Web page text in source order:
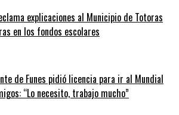
explicaciones al Municipio de Totoras
en los fondos escolares
de Funes pidió licencia para ir al Mundial
“Lo necesito, trabajo mucho”